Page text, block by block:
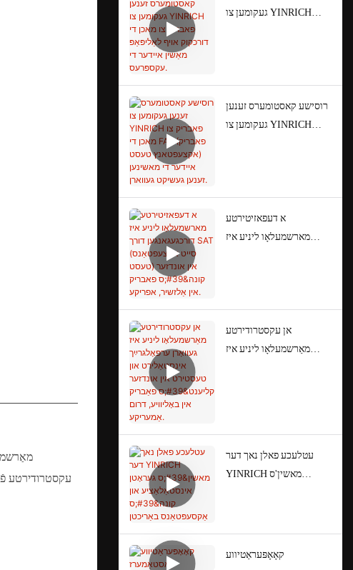
געקומען צו YINRICH
רוסישע קאסטומערס זענען
געקומען צו YINRICH
זענען געשיקט געווארן.
א דעפאזיטירטע
מארשמעלאָו ליניע איז
אין אַלזשיר, אפריקע.
אן עקסטרודירטע
מאַרשמעלאָו ליניע איז
עטלעכע פאלן נאך דער
YINRICH מאשין'ס
קאָאָפּעראַטיווע